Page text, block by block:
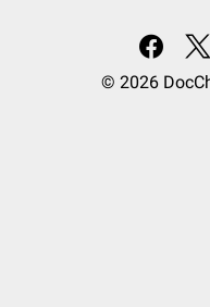
© 2026